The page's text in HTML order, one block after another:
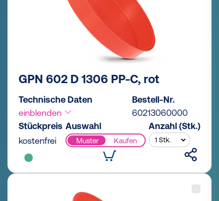
GPN 602 D 1306 PP-C, rot
Technische Daten
einblenden
Bestell-Nr.
60213060000
Stückpreis
kostenfrei
Auswahl
Muster Kaufen
Anzahl (Stk.)